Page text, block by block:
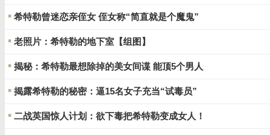
希特勒曾迷恋亲侄女 侄女称“简直就是个魔鬼”
老照片：希特勒的地下室【组图】
揭秘：希特勒最想除掉的美女间谍 能顶5个男人
揭露希特勒的秘密：逼15名女子充当“试毒员”
二战英国惊人计划：欲下毒把希特勒变成女人！